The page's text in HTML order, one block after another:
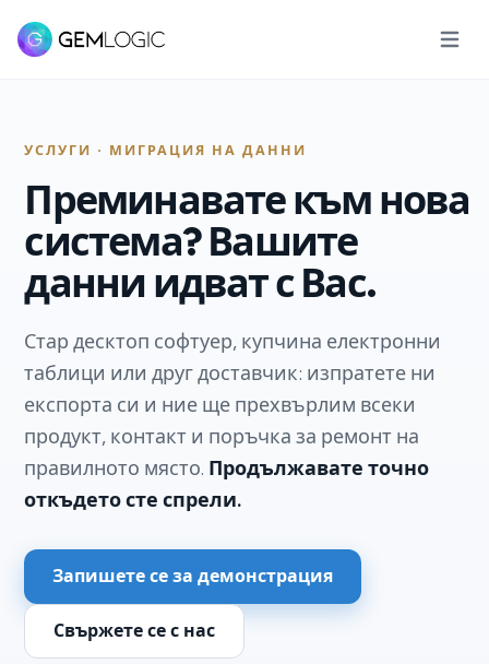
УСЛУГИ · МИГРАЦИЯ НА ДАННИ
Преминавате към нова
система? Вашите
данни идват с Вас.
Стар десктоп софтуер, купчина електронни
таблици или друг доставчик: изпратете ни
експорта си и ние ще прехвърлим всеки
продукт, контакт и поръчка за ремонт на
правилното място. Продължавате точно
откъдето сте спрели.
Запишете се за демонстрация
Свържете се с нас